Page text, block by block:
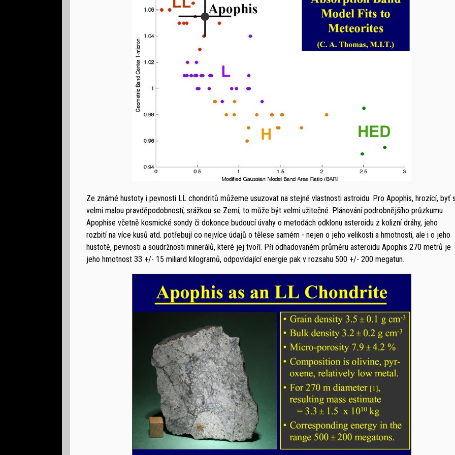
Ze známé hustoty i pevnosti LL chondritů můžeme usuzovat na stejné vlastnosti astroidu. Pro Apophis, hrozící, byť
velmi malou pravděpodobností, srážkou se Zemí, to může být velmi užitečné. Plánování podrobnějšího průzkumu
Apophise včetně kosmické sondy či dokonce budoucí úvahy o metodách odklonu asteroidu z kolizní dráhy, jeho
rozbití na více kusů atd. potřebují co nejvíce údajů o tělese samém - nejen o jeho velikosti a hmotnosti, ale i o jeho
hustotě, pevnosti a soudržnosti minerálů, které jej tvoří. Při odhadovaném průměru asteroidu Apophis 270 metrů je
jeho hmotnost 33 +/- 15 miliard kilogramů, odpovídající energie pak v rozsahu 500 +/- 200 megatun.